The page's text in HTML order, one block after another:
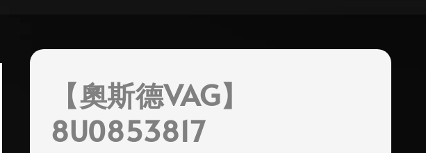
【奧斯德VAG】
8U0853817